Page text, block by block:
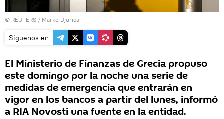
© REUTERS / Marko Djurica
Síguenos en
El Ministerio de Finanzas de Grecia propuso
este domingo por la noche una serie de
medidas de emergencia que entrarán en
vigor en los bancos a partir del lunes, informó
a RIA Novosti una fuente en la entidad.